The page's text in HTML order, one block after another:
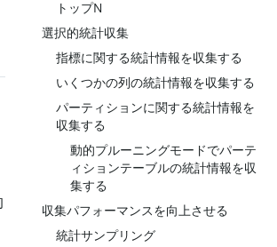
トップN
選択的統計収集
指標に関する統計情報を収集する
いくつかの列の統計情報を収集する
パーティションに関する統計情報を
収集する
動的プルーニングモードでパーテ
ィションテーブルの統計情報を収
集する
収集パフォーマンスを向上させる
統計サンプリング